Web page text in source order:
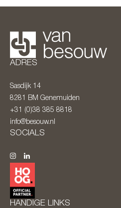
ADRES
Sasdijk 14
8281 BM Genemuiden
+31 (0)38 385 8818
info@besouw.nl
SOCIALS
HANDIGE LINKS